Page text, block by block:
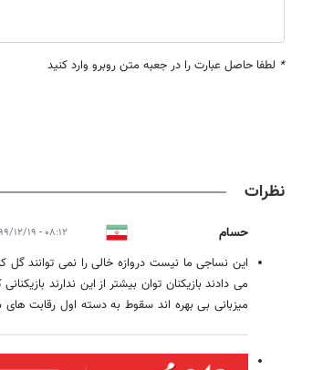
* لطفا حاصل عبارت را در جعبه متن روبرو وارد کنید
نظرات
حسام ۰۸:۱۲ - ۱۳۹۹/۱۲/۱۹
این نساجی ما نیست دروازه خالی را نمی توانند
می دادند بازیکنان توان بیشتر از این ندارند
میزبانی بی بهره اند سقوط به دسته اول رقابت